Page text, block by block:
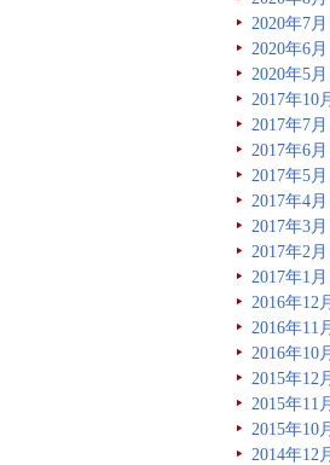
2020年7
2020年6
2020年5
2017年10
2017年7
2017年6
2017年5
2017年4
2017年3
2017年2
2017年1
2016年12
2016年11
2016年10
2015年12
2015年11
2015年10
2014年12